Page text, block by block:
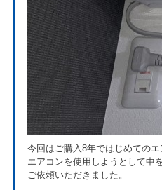
今回はご購入8年ではじめての
エアコンを使用しようとして中
ご依頼いただきました。